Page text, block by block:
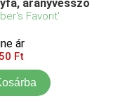
aranyvessző
Favorit'
ár
Ft